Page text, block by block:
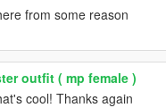
from some reason
outfit ( mp female )
cool! Thanks again